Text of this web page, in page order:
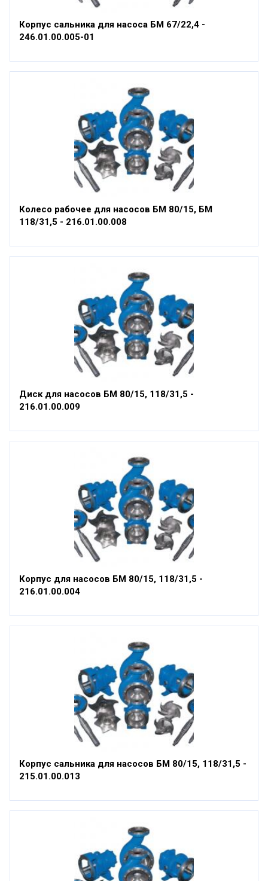
Корпус сальника для насоса БМ 67/22,4 -
246.01.00.005-01
Колесо рабочее для насосов БМ 80/15, БМ
118/31,5 - 216.01.00.008
Диск для насосов БМ 80/15, 118/31,5 -
216.01.00.009
Корпус для насосов БМ 80/15, 118/31,5 -
216.01.00.004
Корпус сальника для насосов БМ 80/15, 118/31,5 -
215.01.00.013